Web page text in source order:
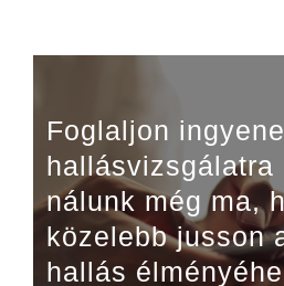
Foglaljon
hallásvizsgálatra
nálunk még ma,
közelebb jusson
hallás